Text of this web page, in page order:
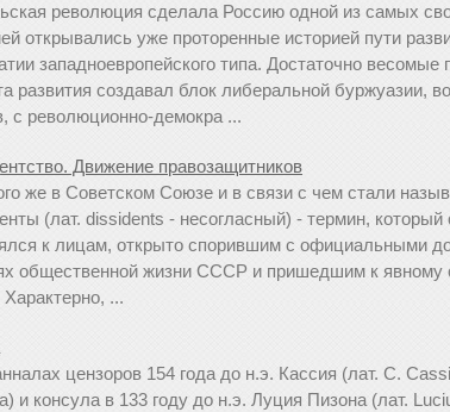
революция сделала Россию одной из самых
открывались уже проторенные историей пути
западноевропейского типа. Достаточно весомые
развития создавал блок либеральной буржуазии,
с революционно-демокра ...
Движение правозащитников
же в Советском Союзе и в связи с чем стали
(лат. dissidents - несогласный) - термин, который
к лицам, открыто спорившим с официальными
общественной жизни СССР и пришедшим к явному
Характерно, ...
цензоров 154 года до н.э. Кассия (лат. C.
и консула в 133 году до н.э. Луция Пизона (лат.